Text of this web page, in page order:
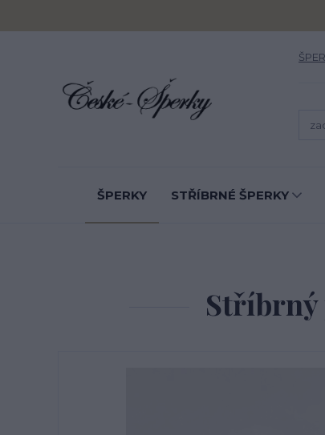
ŠPERKY STŘÍBRNÉ ŠPERKY
Stříbrný